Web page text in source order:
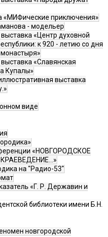
«МИФические приключения»
- модельер
«Центр духовной
к 920 - летию со дня
«Славянская
Купалы»
выставка
виде
«НОВГОРОДСКОЕ
на "Радио-53"
«Г. Р. Державин и
библиотеки имени Б.Н.
новгородской